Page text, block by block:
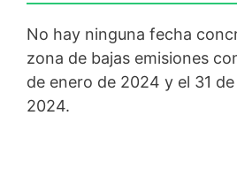
No hay ninguna fecha
zona de bajas emisiones
de enero de 2024 y el 31
2024.